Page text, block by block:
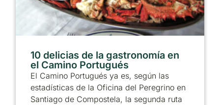
10 delicias de la gastronomía en
el Camino Portugués
El Camino Portugués ya es, según las
estadísticas de la Oficina del Peregrino en
Santiago de Compostela, la segunda ruta